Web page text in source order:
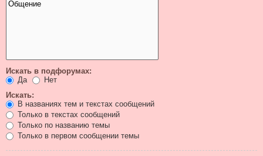
Искать в подфорумах:
Да
Нет
Искать:
В названиях тем и текстах сообщений
Только в текстах сообщений
Только по названию темы
Только в первом сообщении темы